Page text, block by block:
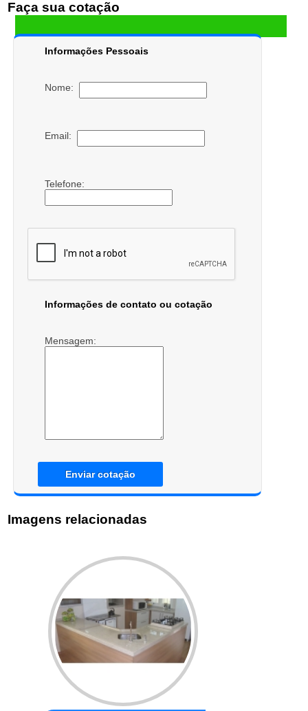
Faça sua cotação
Informações Pessoais
Nome:
Email:
Telefone:
Informações de contato ou cotação
Mensagem:
Enviar cotação
Imagens relacionadas